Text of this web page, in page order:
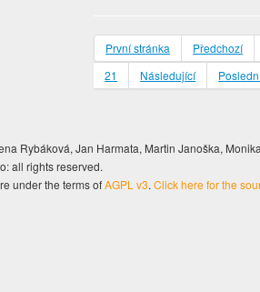
První stránka
Předchozí
21
Následující
Rybáková, Jan Harmata, Martin Janoška,
all rights reserved.
under the terms ofAGPL v3. Click here for the